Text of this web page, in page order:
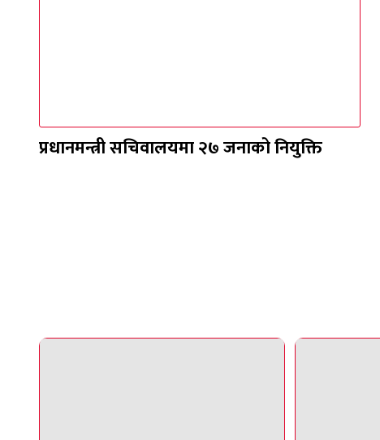
प्रधानमन्त्री सचिवालयमा २७ जनाको नियुक्ति